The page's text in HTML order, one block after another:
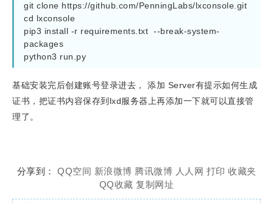
git clone https://github.com/PenningLabs/lxconsole.git
cd lxconsole
pip3 install -r requirements.txt  --break-system-
packages
python3 run.py
基础安装完后创建账号登录进去， 添加 Server有提示如何生成
证书，把证书内容保存到lxd服务器上再添加一下就可以直接管
理了。
分享到： QQ空间 新浪微博 腾讯微博 人人网 打印 收藏夹
QQ收藏 复制网址